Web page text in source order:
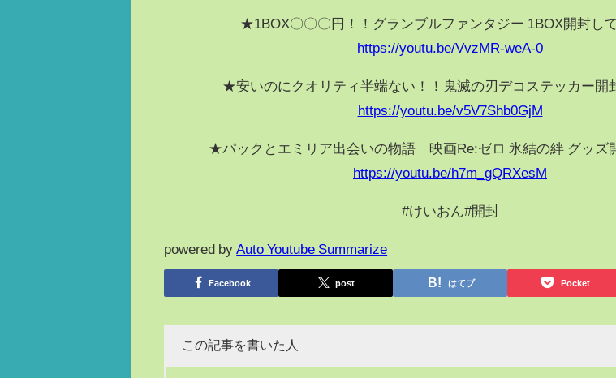
★1BOX〇〇〇円！！グランブルファンタジー 1BOX開封し
https://youtu.be/VvzMR-weA-0
★安いのにクオリティ半端ない！！鬼滅の刃デコステッカー開
https://youtu.be/v5V7Shb0GjM
★パックとエミリア出会いの物語 映画Re:ゼロ 氷結の絆 グッズ
https://youtu.be/h7m_gQRXesM
#けいおん#開封
powered by Auto Youtube Summarize
Facebook post はてブ Pocket
この記事を書いた人